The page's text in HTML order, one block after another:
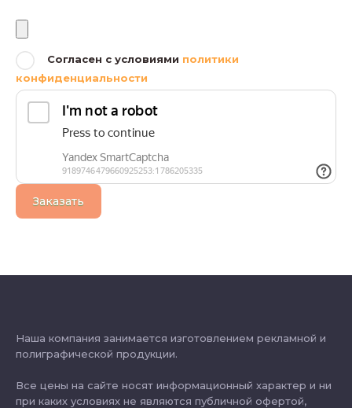
Согласен с условиями политики
конфиденциальности
Заказать
Наша компания занимается изготовлением рекламной и
полиграфической продукции.
Все цены на сайте носят информационный характер и ни
при каких условиях не являются публичной офертой,